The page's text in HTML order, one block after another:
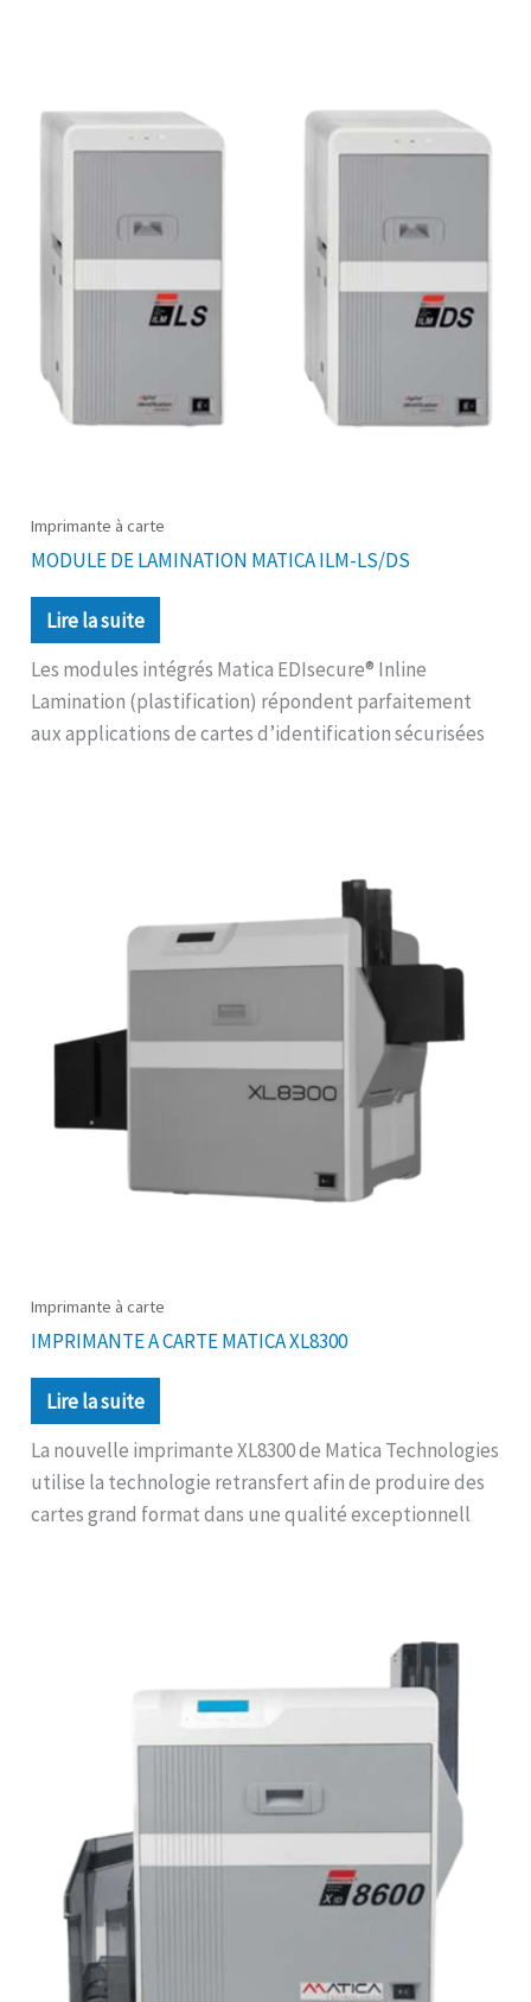
Imprimante à carte
MODULE DE LAMINATION MATICA ILM-LS/DS
Lire la suite
Les modules intégrés Matica EDIsecure® Inline
Lamination (plastification) répondent parfaitement
aux applications de cartes d’identification sécurisées
Imprimante à carte
IMPRIMANTE A CARTE MATICA XL8300
Lire la suite
La nouvelle imprimante XL8300 de Matica Technologies
utilise la technologie retransfert afin de produire des
cartes grand format dans une qualité exceptionnell